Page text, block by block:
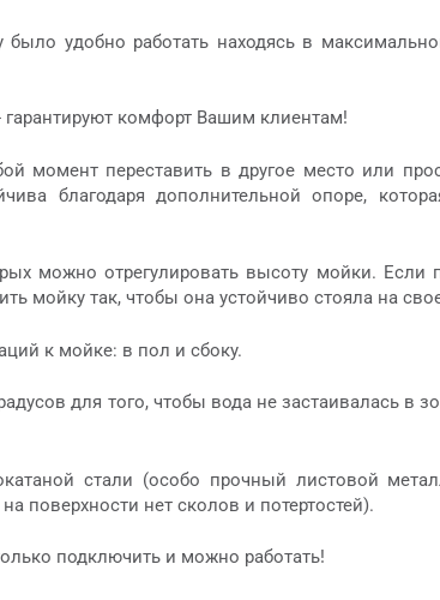
было удобно работать находясь в
комфорт Вашим клиентам!
момент переставить в другое место или
благодаря дополнительной опоре,
можно отрегулировать высоту мойки.
мойку так, чтобы она устойчиво стояла на
к мойке: в пол и сбоку.
для того, чтобы вода не застаивалась в
стали (особо прочный листовой
поверхности нет сколов и потертостей).
подключить и можно работать!